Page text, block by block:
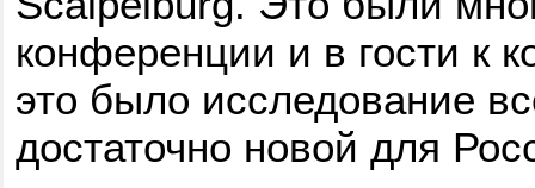
конференции и в гости к
это было исследование
достаточно новой для